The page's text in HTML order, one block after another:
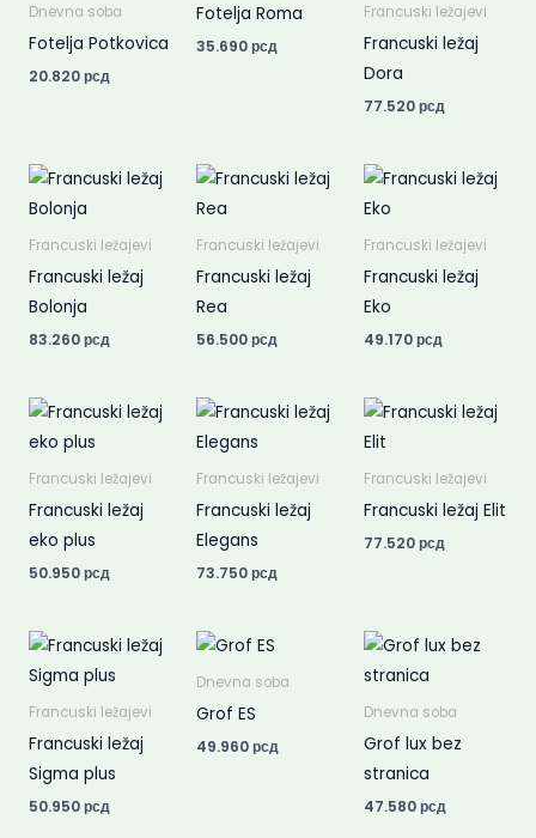
Dnevna soba
Fotelja Potkovica
20.820рсд
Fotelja Roma
35.690рсд
Francuski ležajevi
Francuski ležaj
Dora
77.520рсд
Francuski ležajevi
Francuski ležaj
Bolonja
83.260рсд
Francuski ležajevi
Francuski ležaj
Rea
56.500рсд
Francuski ležajevi
Francuski ležaj
Eko
49.170рсд
Francuski ležajevi
Francuski ležaj
eko plus
50.950рсд
Francuski ležajevi
Francuski ležaj
Elegans
73.750рсд
Francuski ležajevi
Francuski ležaj Elit
77.520рсд
Francuski ležajevi
Francuski ležaj
Sigma plus
50.950рсд
Dnevna soba
Grof ES
49.960рсд
Dnevna soba
Grof lux bez
stranica
47.580рсд